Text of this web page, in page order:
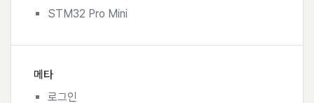
STM32 Pro Mini
메타
로그인